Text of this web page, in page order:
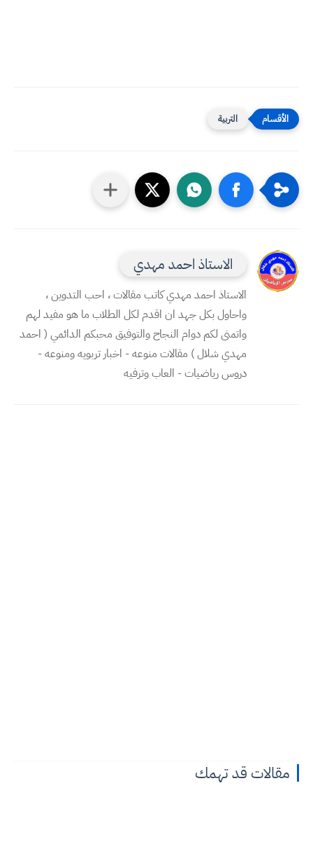
التربية
الاستاذ احمد مهدي
الاستاذ احمد مهدي كاتب مقالات ، احب التدوين ،
واحاول بكل جهد ان اقدم لكل الطلاب ما هو مفيد لهم
واتمنى لكم دوام النجاح والتوفيق محبكم الدائمي ( احمد
مهدي شلال ) مقالات منوعه - اخبار تربويه ومنوعه -
دروس رياضيات - العاب وترفيه
مقالات قد تهمك